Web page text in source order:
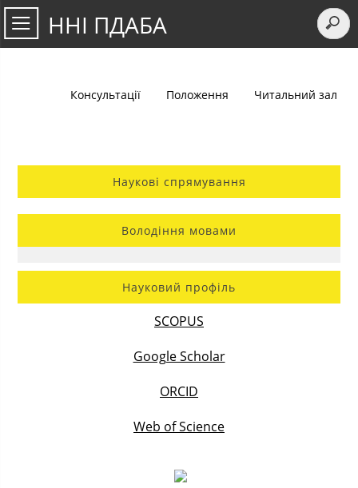
ННІ ПДАБА
Консультації Положення Читальний зал
Наукові спрямування
Володіння мовами
Науковий профіль
SCOPUS
Google Scholar
ORCID
Web of Science